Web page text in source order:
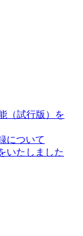
（試行版）を
について
いたしました